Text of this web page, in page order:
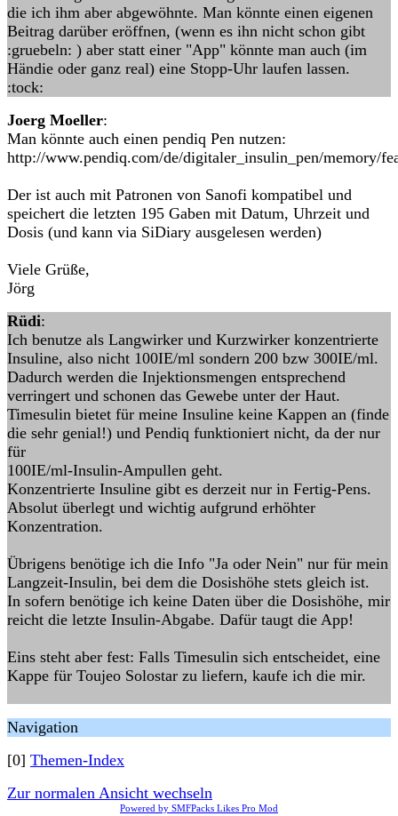
die ich ihm aber abgewöhnte. Man könnte einen eigenen
Beitrag darüber eröffnen, (wenn es ihn nicht schon gibt
:gruebeln: ) aber statt einer "App" könnte man auch (im
Händie oder ganz real) eine Stopp-Uhr laufen lassen.
:tock:
Joerg Moeller:
Man könnte auch einen pendiq Pen nutzen:
http://www.pendiq.com/de/digitaler_insulin_pen/memory/
Der ist auch mit Patronen von Sanofi kompatibel und
speichert die letzten 195 Gaben mit Datum, Uhrzeit und
Dosis (und kann via SiDiary ausgelesen werden)
Viele Grüße,
Jörg
Rüdi:
Ich benutze als Langwirker und Kurzwirker konzentrierte
Insuline, also nicht 100IE/ml sondern 200 bzw 300IE/ml.
Dadurch werden die Injektionsmengen entsprechend
verringert und schonen das Gewebe unter der Haut.
Timesulin bietet für meine Insuline keine Kappen an (finde
die sehr genial!) und Pendiq funktioniert nicht, da der nur
für
100IE/ml-Insulin-Ampullen geht.
Konzentrierte Insuline gibt es derzeit nur in Fertig-Pens.
Absolut überlegt und wichtig aufgrund erhöhter
Konzentration.
Übrigens benötige ich die Info "Ja oder Nein" nur für mein
Langzeit-Insulin, bei dem die Dosishöhe stets gleich ist.
In sofern benötige ich keine Daten über die Dosishöhe, mir
reicht die letzte Insulin-Abgabe. Dafür taugt die App!
Eins steht aber fest: Falls Timesulin sich entscheidet, eine
Kappe für Toujeo Solostar zu liefern, kaufe ich die mir.
Navigation
[0] Themen-Index
Zur normalen Ansicht wechseln
Powered by SMFPacks Likes Pro Mod